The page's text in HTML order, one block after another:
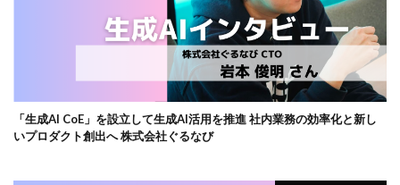
「生成AI CoE」を設立して生成AI活用を推進 社内業務の効率化と新し
いプロダクト創出へ 株式会社ぐるなび